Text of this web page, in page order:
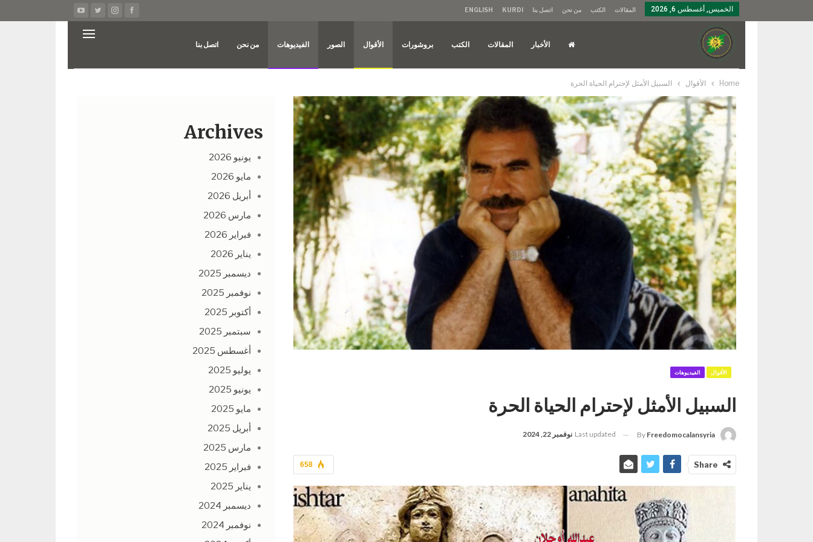
الخميس, أغسطس 6, 2026 المقالات الكتب من نحن اتصل بنا KURDI
ENGLISH
الأخبار المقالات الكتب بروشورات الأقوال الصور الفيديوهات من نحن اتصل بنا
Home الأقوال السبيل الأمثل لإحترام الحياة الحرة
الأقوال الفيديوهات
السبيل الأمثل لإحترام الحياة الحرة
By Freedomocalansyria
Last updated نوفمبر 22, 2024
658 Share
Archives
يونيو 2026
مايو 2026
أبريل 2026
مارس 2026
فبراير 2026
يناير 2026
ديسمبر 2025
نوفمبر 2025
أكتوبر 2025
سبتمبر 2025
أغسطس 2025
يوليو 2025
يونيو 2025
مايو 2025
أبريل 2025
مارس 2025
فبراير 2025
يناير 2025
ديسمبر 2024
نوفمبر 2024